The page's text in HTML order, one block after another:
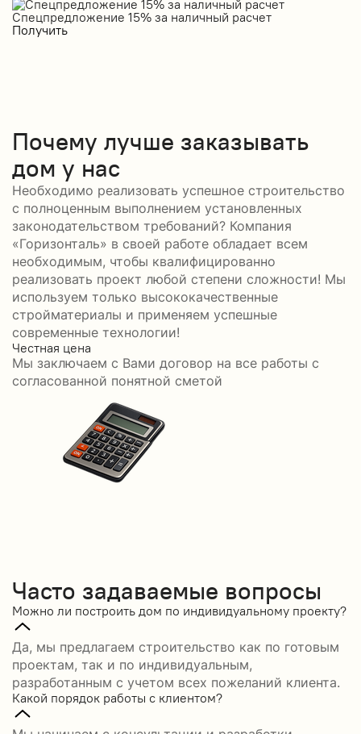
Спецпредложение 15% за наличный расчет
Получить
Почему лучше заказывать
дом у нас
Необходимо реализовать успешное строительство
с полноценным выполнением установленных
законодательством требований? Компания
«Горизонталь» в своей работе обладает всем
необходимым, чтобы квалифицированно
реализовать проект любой степени сложности! Мы
используем только высококачественные
стройматериалы и применяем успешные
современные технологии!
Честная цена
Мы заключаем с Вами договор на все работы с
согласованной понятной сметой
Часто задаваемые вопросы
Можно ли построить дом по индивидуальному проекту?
Да, мы предлагаем строительство как по готовым
проектам, так и по индивидуальным,
разработанным с учетом всех пожеланий клиента.
Какой порядок работы с клиентом?